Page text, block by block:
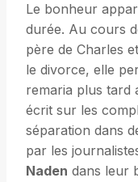
Le bonheur
durée. Au cours
père de Charles
le divorce, elle
remaria plus tard
écrit sur les
séparation dans
par les
Naden dans leur